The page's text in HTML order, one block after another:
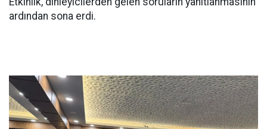
ardından sona erdi.